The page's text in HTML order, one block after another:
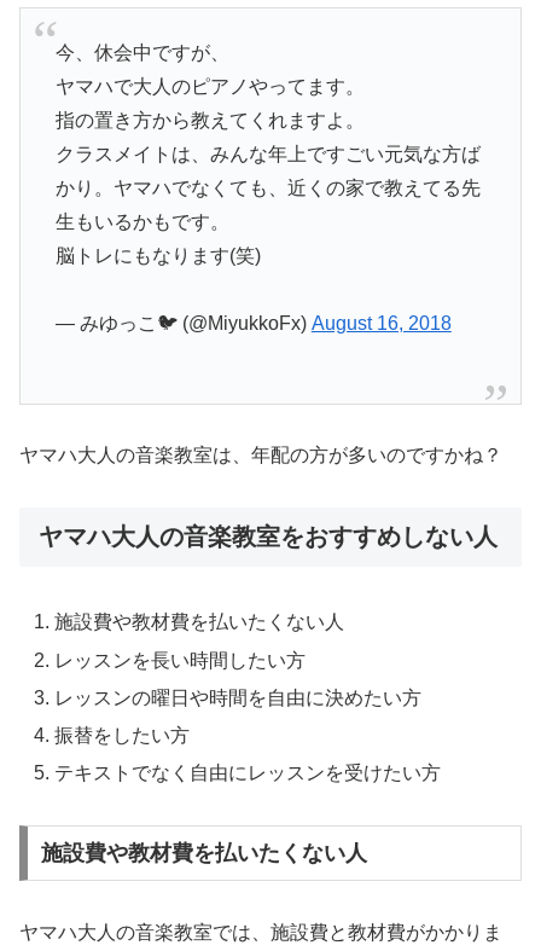
今、休会中ですが、
ヤマハで大人のピアノやってます。
指の置き方から教えてくれますよ。
クラスメイトは、みんな年上ですごい元気な方ば
かり。ヤマハでなくても、近くの家で教えてる先
生もいるかもです。
脳トレにもなります(笑)
— みゆっこ🐦 (@MiyukkoFx) August 16, 2018
ヤマハ大人の音楽教室は、年配の方が多いのですかね？
ヤマハ大人の音楽教室をおすすめしない人
施設費や教材費を払いたくない人
レッスンを長い時間したい方
レッスンの曜日や時間を自由に決めたい方
振替をしたい方
テキストでなく自由にレッスンを受けたい方
施設費や教材費を払いたくない人
ヤマハ大人の音楽教室では、施設費と教材費がかかりま